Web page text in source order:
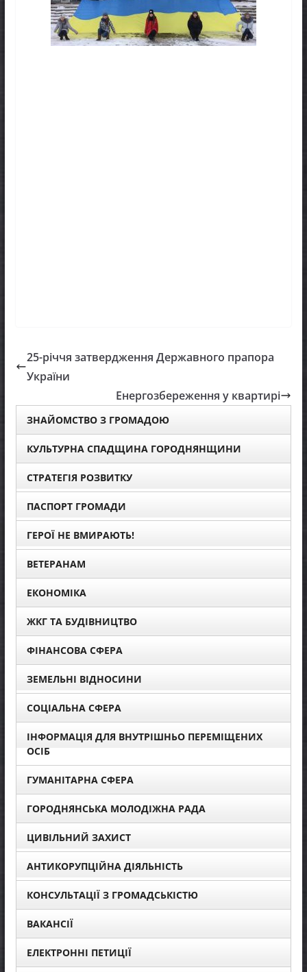
25-річчя затвердження Державного прапора
України
Енергозбереження у квартирі
ЗНАЙОМСТВО З ГРОМАДОЮ
КУЛЬТУРНА СПАДЩИНА ГОРОДНЯНЩИНИ
СТРАТЕГІЯ РОЗВИТКУ
ПАСПОРТ ГРОМАДИ
ГЕРОЇ НЕ ВМИРАЮТЬ!
ВЕТЕРАНАМ
ЕКОНОМІКА
ЖКГ ТА БУДІВНИЦТВО
ФІНАНСОВА СФЕРА
ЗЕМЕЛЬНІ ВІДНОСИНИ
СОЦІАЛЬНА СФЕРА
ІНФОРМАЦІЯ ДЛЯ ВНУТРІШНЬО ПЕРЕМІЩЕНИХ
ОСІБ
ГУМАНІТАРНА СФЕРА
ГОРОДНЯНСЬКА МОЛОДІЖНА РАДА
ЦИВІЛЬНИЙ ЗАХИСТ
АНТИКОРУПЦІЙНА ДІЯЛЬНІСТЬ
КОНСУЛЬТАЦІЇ З ГРОМАДСЬКІСТЮ
ВАКАНСІЇ
ЕЛЕКТРОННІ ПЕТИЦІЇ